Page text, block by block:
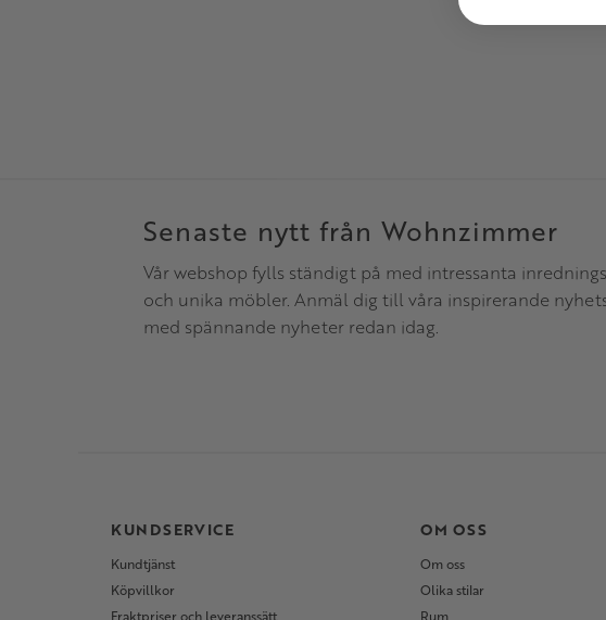
Senaste nytt från Wohnzimmer
Vår webshop fylls ständigt på med intressanta
och unika möbler. Anmäl dig till våra inspirerande
med spännande nyheter redan idag.
KUNDSERVICE
Kundtjänst
Köpvillkor
Fraktpriser och leveranssätt
OM OSS
Om oss
Olika stilar
Rum